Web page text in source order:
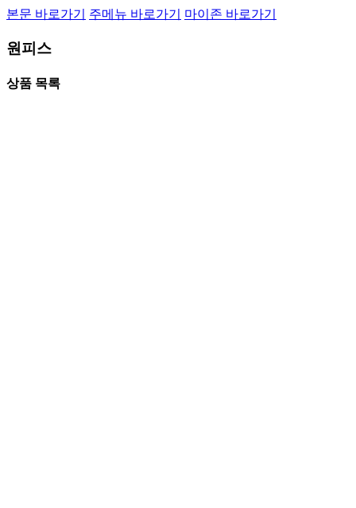
본문 바로가기 주메뉴 바로가기 마이존 바로가기
원피스
상품 목록